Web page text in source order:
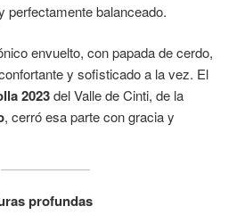
perfectamente balanceado.
envuelto, con papada de cerdo,
y sofisticado a la vez. El
2023del Valle de Cinti, de la
, cerró esa parte con gracia y
profundas